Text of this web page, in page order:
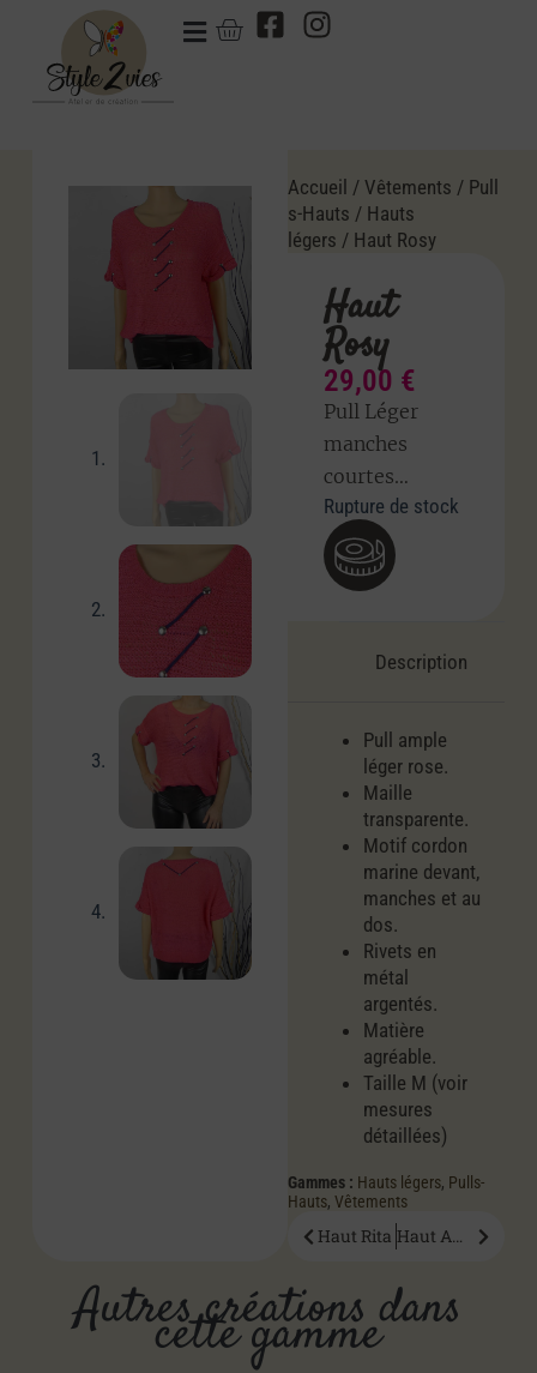
Accueil /Vêtements / Pull
s-Hauts / Hauts
légers / Haut Rosy
Haut
Rosy
29,00 €
Pull Léger
manches
courtes…
Rupture de stock
Description
Pull ample
léger rose.
Maille
transparente.
Motif cordon
marine devant,
manches et au
dos.
Rivets en
métal
argentés.
Matière
agréable.
Taille M (voir
mesures
détaillées)
Gammes : Hauts légers, Pulls-
Hauts,Vêtements
Haut Rita Haut Ambre
Autres créations dans
cette gamme